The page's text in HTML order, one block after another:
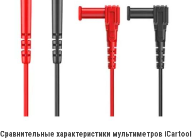
Сравнительные характеристики мультиметров iCartool